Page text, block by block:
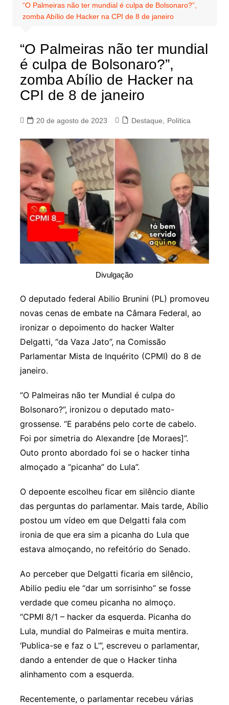
“O Palmeiras não ter mundial é culpa de Bolsonaro?”,
zomba Abílio de Hacker na CPI de 8 de janeiro
“O Palmeiras não ter mundial
é culpa de Bolsonaro?”,
zomba Abílio de Hacker na
CPI de 8 de janeiro
20 de agosto de 2023 Destaque Política
Divulgação
O deputado federal Abilio Brunini (PL) promoveu
novas cenas de embate na Câmara Federal, ao
ironizar o depoimento do hacker Walter
Delgatti, “da Vaza Jato”, na Comissão
Parlamentar Mista de Inquérito (CPMI) do 8 de
janeiro.
“O Palmeiras não ter Mundial é culpa do
Bolsonaro?”, ironizou o deputado mato-
grossense. “E parabéns pelo corte de cabelo.
Foi por simetria do Alexandre [de Moraes]”.
Outo pronto abordado foi se o hacker tinha
almoçado a “picanha” do Lula”.
O depoente escolheu ficar em silêncio diante
das perguntas do parlamentar. Mais tarde, Abílio
postou um vídeo em que Delgatti fala com
ironia de que era sim a picanha do Lula que
estava almoçando, no refeitório do Senado.
Ao perceber que Delgatti ficaria em silêncio,
Abilio pediu ele “dar um sorrisinho” se fosse
verdade que comeu picanha no almoço.
“CPMI 8/1 – hacker da esquerda. Picanha do
Lula, mundial do Palmeiras e muita mentira.
‘Publica-se e faz o L’”, escreveu o parlamentar,
dando a entender de que o Hacker tinha
alinhamento com a esquerda.
Recentemente, o parlamentar recebeu várias